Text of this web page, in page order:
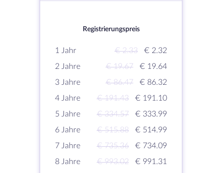
Registrierungspreis
1 Jahr € 2.33
€ 2.32
2 Jahre
€ 19.67
€ 19.64
3 Jahre
€ 86.47
€ 86.32
4 Jahre
€ 191.43
€ 191.10
5 Jahre
€ 334.57
€ 333.99
6 Jahre
€ 515.88
€ 514.99
7 Jahre
€ 735.36
€ 734.09
8 Jahre
€ 993.02
€ 991.31